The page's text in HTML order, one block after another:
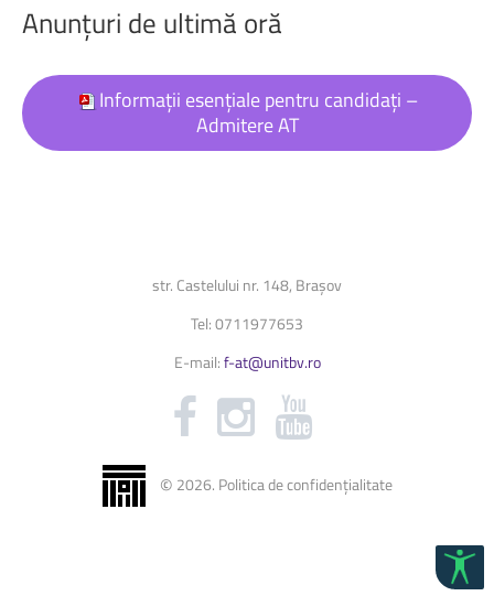
Anunțuri de ultimă oră
Informații esențiale pentru candidați –
Admitere AT
str. Castelului nr. 148, Brașov
Tel: 0711977653
E-mail:f-at@unitbv.ro
© 2026. Politica de confidențialitate